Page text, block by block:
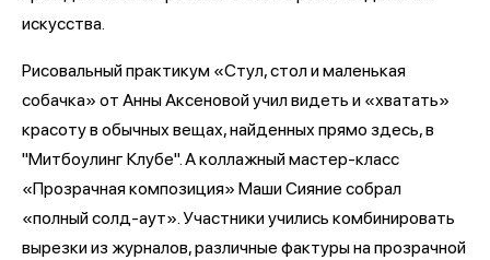
искусства.
Рисовальный практикум «Стул, стол и маленькая
собачка» от Анны Аксеновой учил видеть и «хватать»
красоту в обычных вещах, найденных прямо здесь, в
"Митбоулинг Клубе". А коллажный мастер-класс
«Прозрачная композиция» Маши Сияние собрал
«полный солд-аут». Участники учились комбинировать
вырезки из журналов, различные фактуры на прозрачной